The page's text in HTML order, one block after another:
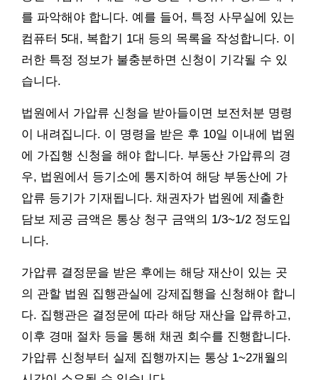
를 파악해야 합니다. 예를 들어, 특정 사무실에 있는
컴퓨터 5대, 복합기 1대 등의 목록을 작성합니다. 이
러한 특정 정보가 불충분하면 신청이 기각될 수 있
습니다.
법원에서 가압류 신청을 받아들이면 보전처분 명령
이 내려집니다. 이 명령을 받은 후 10일 이내에 법원
에 가집행 신청을 해야 합니다. 부동산 가압류의 경
우, 법원에서 등기소에 통지하여 해당 부동산에 가
압류 등기가 기재됩니다. 채권자가 법원에 제출한
담보 제공 금액은 통상 청구 금액의 1/3~1/2 정도입
니다.
가압류 결정문을 받은 후에는 해당 재산이 있는 곳
의 관할 법원 집행관실에 강제집행을 신청해야 합니
다. 집행관은 결정문에 따라 해당 재산을 압류하고,
이후 경매 절차 등을 통해 채권 회수를 진행합니다.
가압류 신청부터 실제 집행까지는 통상 1~2개월의